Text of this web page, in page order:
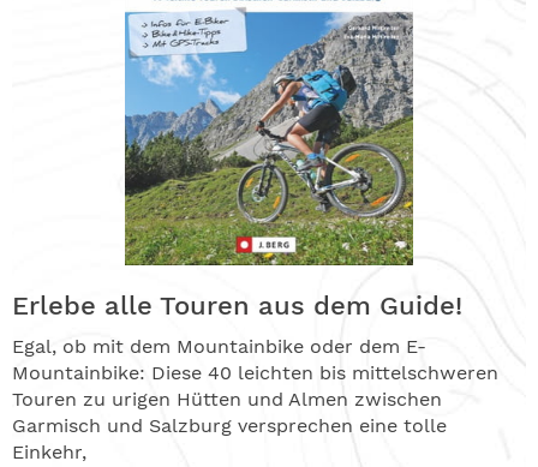
Erlebe alle Touren aus dem Guide!
Egal, ob mit dem Mountainbike oder dem E-
Mountainbike: Diese 40 leichten bis mittelschweren
Touren zu urigen Hütten und Almen zwischen
Garmisch und Salzburg versprechen eine tolle
Einkehr,